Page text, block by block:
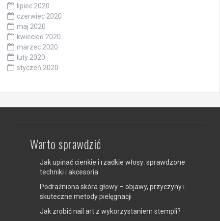
lipiec 2020
czerwiec 2020
maj 2020
kwiecień 2020
marzec 2020
luty 2020
styczeń 2020
Warto sprawdzić
Jak upinać cienkie i rzadkie włosy: sprawdzone
techniki i akcesoria
Podrażniona skóra głowy – objawy, przyczyny i
skuteczne metody pielęgnacji
Jak zrobić nail art z wykorzystaniem stempli?